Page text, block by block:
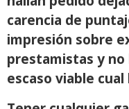
carencia de
impresión sobre
prestamistas y
escaso viable